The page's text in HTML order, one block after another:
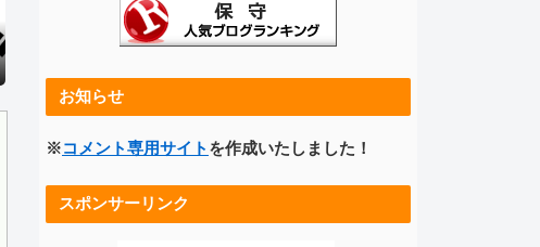
お知らせ
※コメント専用サイト を作成いたしました！
スポンサーリンク